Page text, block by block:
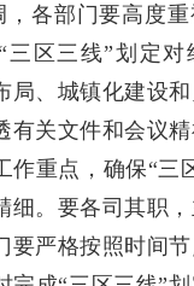
，各部门要高度
三区三线”划定对
局、城镇化建设
有关文件和会议
作重点，确保“三
细。要各司其职，
要严格按照时间